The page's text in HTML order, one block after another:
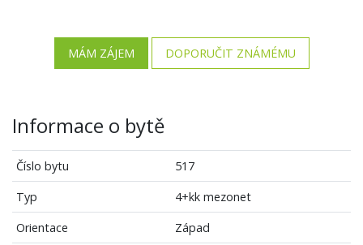
MÁM ZÁJEM DOPORUČIT ZNÁMÉMU
Informace o bytě
Číslo bytu
517
Typ
4+kk mezonet
Orientace
Západ